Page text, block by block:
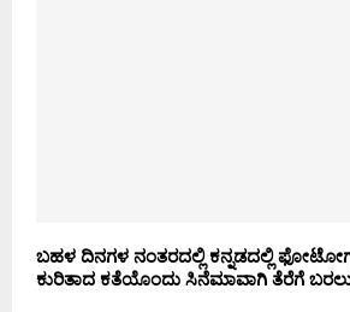
ಬಹಳ ದಿನಗಳ ನಂತರದಲ್ಲಿ ಕನ್ನಡದಲ್ಲಿ
ಕುರಿತಾದ ಕತೆಯೊಂದು ಸಿನೆಮಾವಾಗಿ ತೆರೆಗೆ